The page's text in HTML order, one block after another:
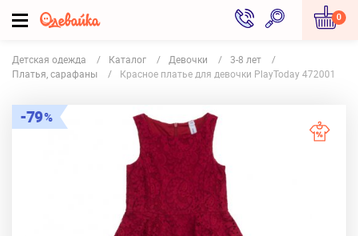
0
Детская одежда Каталог Девочки
3-8 лет
Платья, сарафаны
Красное платье для девочки PlayToday 472001
79